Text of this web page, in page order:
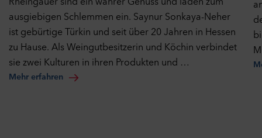
Rheingauer sind ein wahrer Genuss und laden zum
ausgiebigen Schlemmen ein. Saynur Sonkaya-Neher
ist gebürtige Türkin und seit über 20 Jahren in Hessen
zu Hause. Als Weingutbesitzerin und Köchin verbindet
sie zwei Kulturen in ihren Produkten und …
Mehr erfahren